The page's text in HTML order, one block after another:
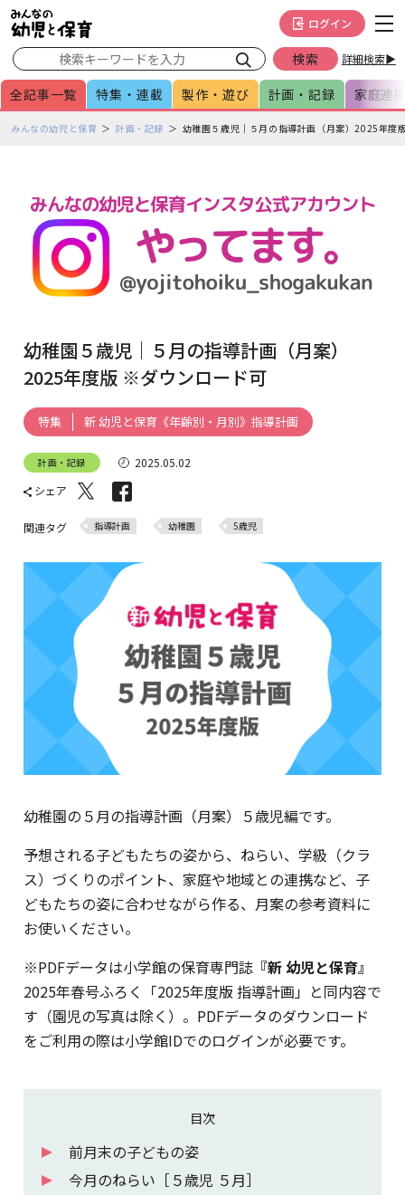
詳細検索▶
ログイン
全記事一覧 特集・連載 製作・遊び 計画・記録 家庭連
ペみんなの幼児と保育 計画・記録 幼稚園５歳児｜５月の指導計画（月案）2025年度
幼稚園５歳児｜５月の指導計画（月案）
2025年度版 ※ダウンロード可
特集 新 幼児と保育《年齢別・月別》指導計画
計画・記録
2025.05.02
シェア
関連タグ 指導計画 幼稚園 5歳児
幼稚園の５月の指導計画（月案）５歳児編です。
予想される子どもたちの姿から、ねらい、学級（クラ
ス）づくりのポイント、家庭や地域との連携など、子
どもたちの姿に合わせながら作る、月案の参考資料に
お使いください。
※PDFデータは小学館の保育専門誌 『新 幼児と保育』
2025年春号ふろく「2025年度版 指導計画」と同内容で
す（園児の写真は除く）。PDFデータのダウンロード
をご利用の際は小学館IDでのログインが必要です。
目次
前月末の子どもの姿
今月のねらい［５歳児 ５月］